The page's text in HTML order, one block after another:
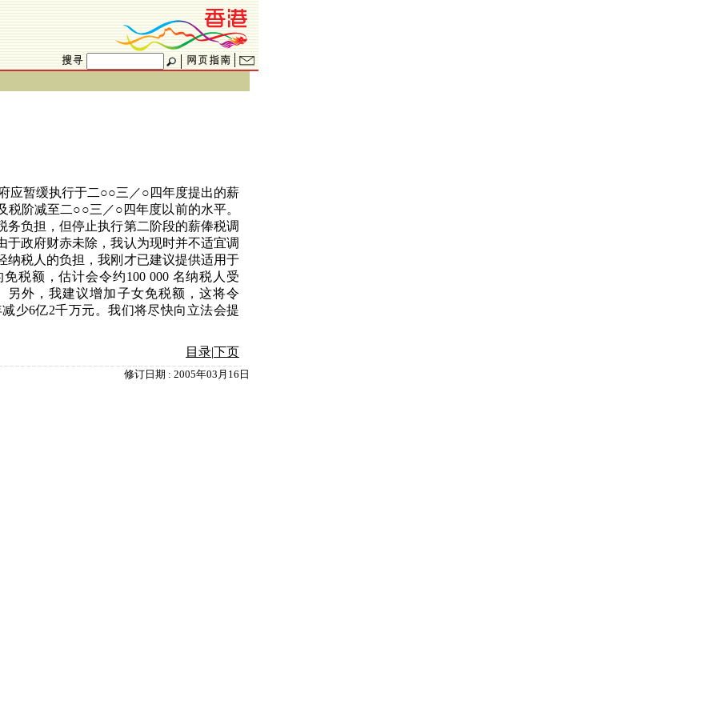
应暂缓执行于二○○三／○四年度提出的薪
阶减至二○○三／○四年度以前的水平。
务负担，但停止执行第二阶段的薪俸税调
于政府财赤未除，我认为现时并不适宜调
纳税人的负担，我刚才已建议提供适用于
税额，估计会令约100 000 名纳税人受
另外，我建议增加子女免税额，这将令
少6亿2千万元。我们将尽快向立法会提
目录|下页
修订日期 : 2005年03月16日